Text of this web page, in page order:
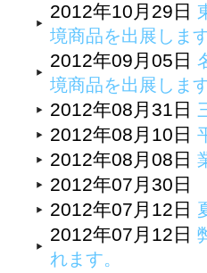
2012年10月29日
境商品を出展します
2012年09月05日
境商品を出展します
2012年08月31日
2012年08月10日
2012年08月08日
2012年07月30日
2012年07月12日
2012年07月12日
れます。